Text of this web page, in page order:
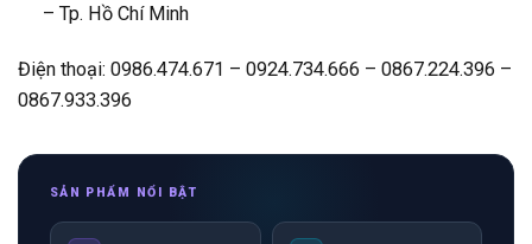
– Tp. Hồ Chí Minh
Điện thoại: 0986.474.671 – 0924.734.666 – 0867.224.396 –
0867.933.396
SẢN PHẨM NỔI BẬT